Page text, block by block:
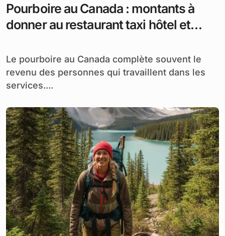
Pourboire au Canada : montants à
donner au restaurant taxi hôtel et
Le pourboire au Canada complète souvent le
revenu des personnes qui travaillent dans les
services....